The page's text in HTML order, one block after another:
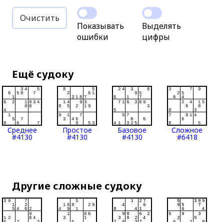
Очистить
Показывать
ошибки
Выделять
цифры
Ещё судоку
Среднее
#4130
Простое
#4130
Базовое
#4130
Сложное
#6418
Другие сложные судоку